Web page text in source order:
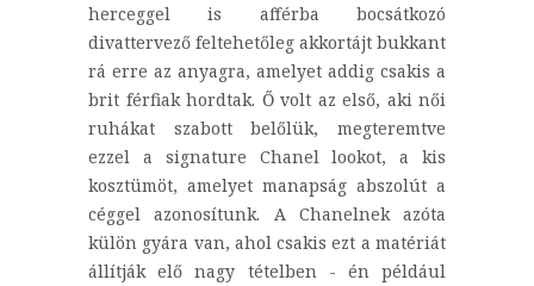
herceggel is afférba bocsátkozó
divattervező feltehetőleg akkortájt bukkant
rá erre az anyagra, amelyet addig csakis a
brit férfiak hordtak. Ő volt az első, aki női
ruhákat szabott belőlük, megteremtve
ezzel a signature Chanel lookot, a kis
kosztümöt, amelyet manapság abszolút a
céggel azonosítunk. A Chanelnek azóta
külön gyára van, ahol csakis ezt a matériát
állítják elő nagy tételben - én például